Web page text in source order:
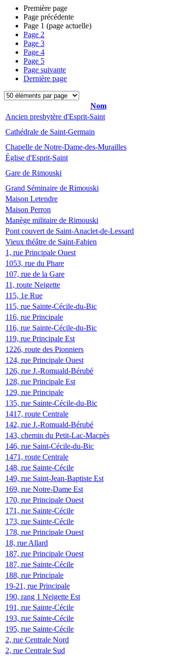
Première page
Page précédente
Page 1 (page actuelle)
Page 2
Page 3
Page 4
Page 5
Page suivante
Dernière page
Nom
Ancien presbytère d'Esprit-Saint
Cathédrale de Saint-Germain
Chapelle de Notre-Dame-des-Murailles
Église d'Esprit-Saint
Gare de Rimouski
Grand Séminaire de Rimouski
Maison Letendre
Maison Perron
Manège militaire de Rimouski
Pont couvert de Saint-Anaclet-de-Lessard
Vieux théâtre de Saint-Fabien
1, rue Principale Ouest
1053, rue du Phare
107, rue de la Gare
11, route Neigette
115, 1e Rue
115, rue Sainte-Cécile-du-Bic
116, rue Principale
116, rue Sainte-Cécile-du-Bic
119, rue Principale Est
1226, route des Pionniers
124, rue Principale Ouest
126, rue J.-Romuald-Bérubé
128, rue Principale Est
129, rue Principale
135, rue Sainte-Cécile-du-Bic
1417, route Centrale
142, rue J.-Romuald-Bérubé
143, chemin du Petit-Lac-Macpès
146, rue Saint-Cécile-du-Bic
1471, route Centrale
148, rue Sainte-Cécile
149, rue Saint-Jean-Baptiste Est
169, rue Notre-Dame Est
170, rue Principale Ouest
171, rue Sainte-Cécile
173, rue Sainte-Cécile
178, rue Principale Ouest
18, rue Allard
187, rue Principale Ouest
187, rue Sainte-Cécile
188, rue Principale
19-21, rue Principale
190, rang 1 Neigette Est
191, rue Sainte-Cécile
193, rue Sainte-Cécile
195, rue Sainte-Cécile
2, rue Centrale Nord
2, rue Centrale Sud